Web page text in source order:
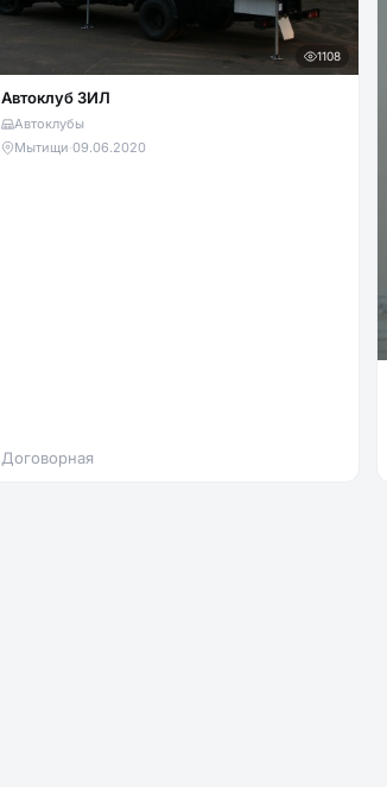
1108
Автоклуб ЗИЛ
Автоклубы
Мытищи·09.06.2020
Договорная